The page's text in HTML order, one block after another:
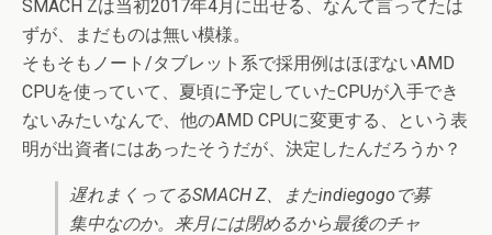
SMACH Zは当初2017年4月に出せる、なんて言ってたは
ずが、まだものは無い模様。
そもそもノート/タブレット系で採用例はほぼないAMD
CPUを使っていて、夏頃に予定していたCPUが入手でき
ないみたいなんで、他のAMD CPUに変更する、という表
明が出資者にはあったそうだが、決定したんだろうか？
遅れまくってるSMACH Z、またindiegogoで募
集中なのか。来月には閉めるから最後のチャ